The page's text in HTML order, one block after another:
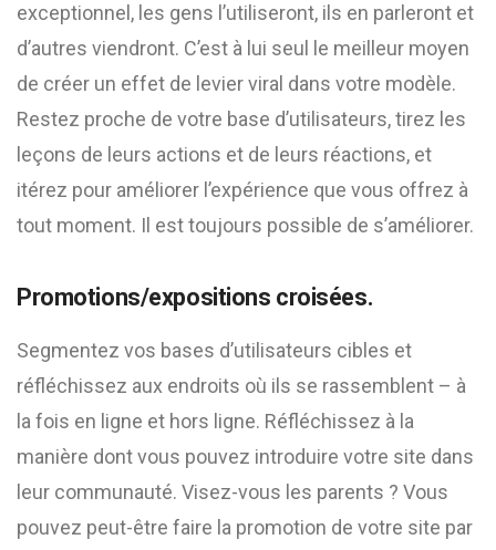
exceptionnel, les gens l’utiliseront, ils en parleront et
d’autres viendront. C’est à lui seul le meilleur moyen
de créer un effet de levier viral dans votre modèle.
Restez proche de votre base d’utilisateurs, tirez les
leçons de leurs actions et de leurs réactions, et
itérez pour améliorer l’expérience que vous offrez à
tout moment. Il est toujours possible de s’améliorer.
Promotions/expositions croisées.
Segmentez vos bases d’utilisateurs cibles et
réfléchissez aux endroits où ils se rassemblent – à
la fois en ligne et hors ligne. Réfléchissez à la
manière dont vous pouvez introduire votre site dans
leur communauté. Visez-vous les parents ? Vous
pouvez peut-être faire la promotion de votre site par